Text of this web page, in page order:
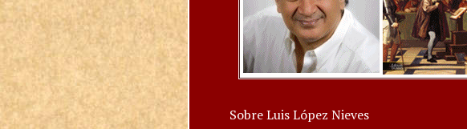
Sobre Luis López Nieves